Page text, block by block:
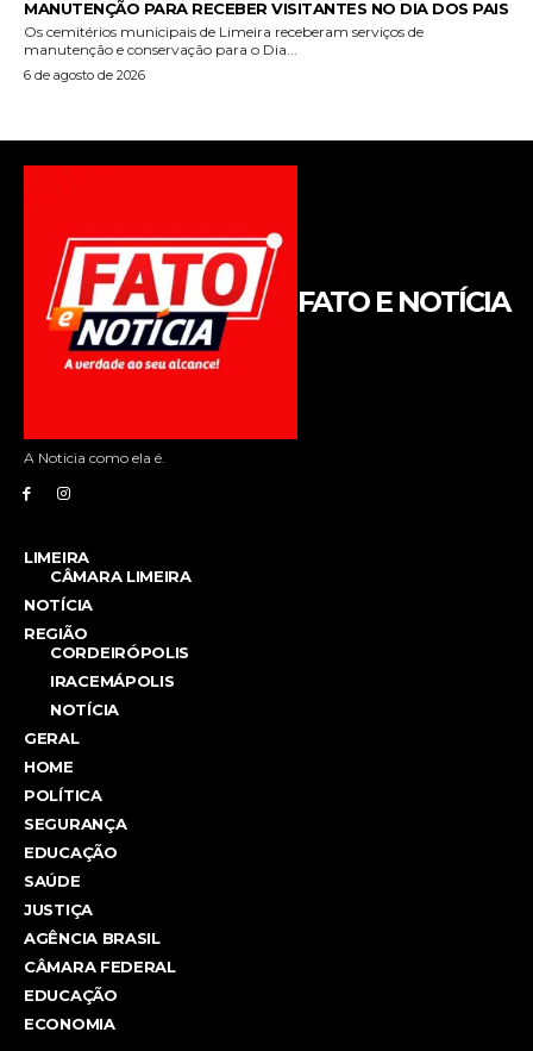
FATO E NOTÍCIA
A Noticia como ela é.
LIMEIRA
CÂMARA LIMEIRA
NOTÍCIA
REGIÃO
CORDEIRÓPOLIS
IRACEMÁPOLIS
NOTÍCIA
GERAL
HOME
POLÍTICA
SEGURANÇA
EDUCAÇÃO
SAÚDE
JUSTIÇA
AGÊNCIA BRASIL
CÂMARA FEDERAL
EDUCAÇÃO
ECONOMIA